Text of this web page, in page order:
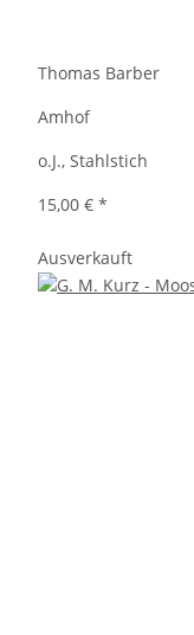
Thomas Barber
Amhof
o.J., Stahlstich
15,00 € *
Ausverkauft